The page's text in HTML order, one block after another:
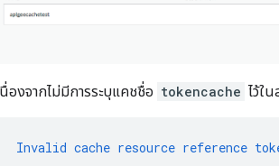
นื่องจากไม่มีการระบุแคชชื่อ tokencache ไว้ใ
Invalid cache resource reference